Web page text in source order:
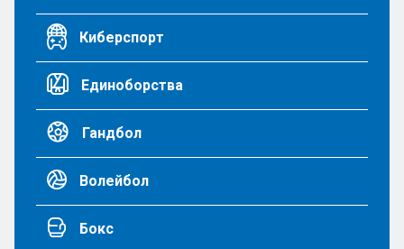
Киберспорт
Единоборства
Гандбол
Волейбол
Бокс